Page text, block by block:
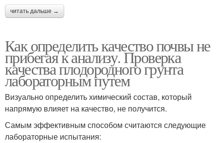
читать дальше →
Как определить качество почвы не
прибегая к анализу. Проверка
качества плодородного грунта
лабораторным путем
Визуально определить химический состав, который
напрямую влияет на качество, не получится.
Самым эффективным способом считаются следующие
лабораторные испытания: